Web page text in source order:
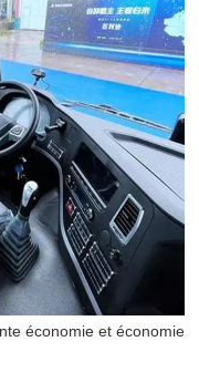
économie et économie